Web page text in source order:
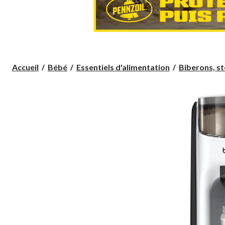
Accueil Bébé Essentiels d'alimentation Biberons,